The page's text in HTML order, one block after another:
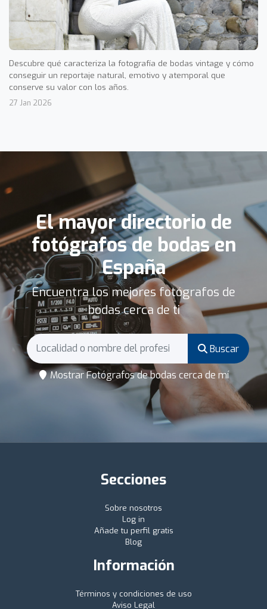
Descubre qué caracteriza la fotografía de bodas vintage y cómo
conseguir un reportaje natural, emotivo y atemporal que
conserve su valor con los años.
27 Jan 2026
El mayor directorio de
fotógrafos de bodas en
España
Encuentra los mejores fotógrafos de
bodas cerca de ti
Buscar
Mostrar Fotógrafos de bodas cerca de mí
Secciones
Sobre nosotros
Log in
Añade tu perfil gratis
Blog
Información
Términos y condiciones de uso
Aviso Legal